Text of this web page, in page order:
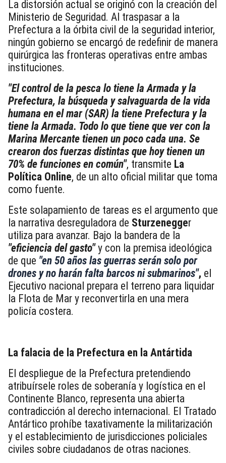
La distorsión actual se originó con la creación del
Ministerio de Seguridad. Al traspasar a la
Prefectura a la órbita civil de la seguridad interior,
ningún gobierno se encargó de redefinir de manera
quirúrgica las fronteras operativas entre ambas
instituciones.
"El control de la pesca lo tiene la Armada y la
Prefectura, la búsqueda y salvaguarda de la vida
humana en el mar (SAR) la tiene Prefectura y la
tiene la Armada. Todo lo que tiene que ver con la
Marina Mercante tienen un poco cada una. Se
crearon dos fuerzas distintas que hoy tienen un
70% de funciones en común", transmite La
Política Online, de un alto oficial militar que toma
como fuente.
Este solapamiento de tareas es el argumento que
la narrativa desreguladora de Sturzenegger
utiliza para avanzar. Bajo la bandera de la
"eficiencia del gasto"y con la premisa ideológica
de que "en 50 años las guerras serán solo por
drones y no harán falta barcos ni submarinos", el
Ejecutivo nacional prepara el terreno para liquidar
la Flota de Mar y reconvertirla en una mera
policía costera.
La falacia de la Prefectura en la Antártida
El despliegue de la Prefectura pretendiendo
atribuírsele roles de soberanía y logística en el
Continente Blanco, representa una abierta
contradicción al derecho internacional. El Tratado
Antártico prohíbe taxativamente la militarización
y el establecimiento de jurisdicciones policiales
civiles sobre ciudadanos de otras naciones.